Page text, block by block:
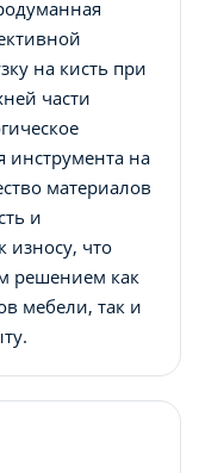
на кисть при
части
инструмента на
материалов
и
износу, что
решением как
мебели, так и